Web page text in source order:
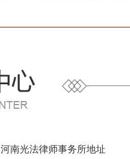
河南光法律师事务所地址